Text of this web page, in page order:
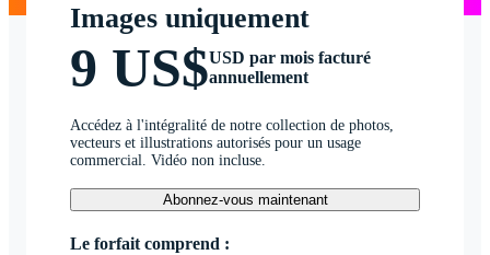
Images uniquement
9 US$USD par mois facturé
annuellement
Accédez à l'intégralité de notre collection de photos,
vecteurs et illustrations autorisés pour un usage
commercial. Vidéo non incluse.
Abonnez-vous maintenant
Le forfait comprend :